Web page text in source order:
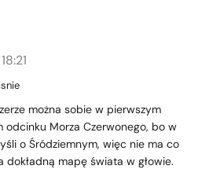
można sobie w pierwszym
Morza Czerwonego, bo w
o Śródziemnym, więc nie ma co
mapę świata w głowie.